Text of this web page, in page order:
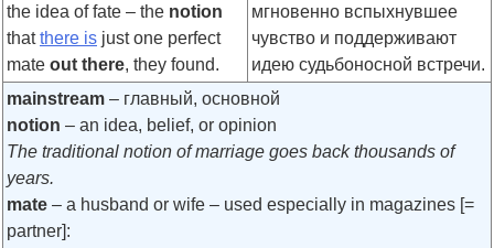
the idea of fate – the notion
thatthere is just one perfect
mate out there, they found.
мгновенно вспыхнувшее
чувство и поддерживают
идею судьбоносной встречи.
mainstream – главный, основной
notion – an idea, belief, or opinion
The traditional notion of marriage goes back thousands of
years.
mate – a husband or wife – used especially in magazines [=
partner]: